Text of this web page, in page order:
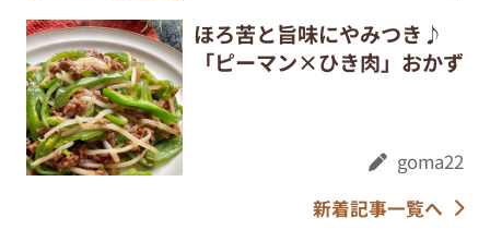
ほろ苦と旨味にやみつき♪
「ピーマン×ひき肉」おかず
goma22
新着記事一覧へ